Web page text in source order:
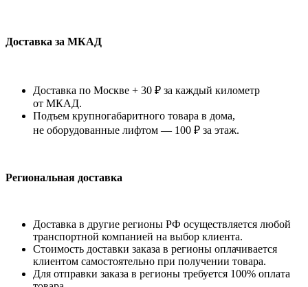
Доставка за МКАД
Доставка по Москве + 30 ₽ за каждый километр
от МКАД.
Подъем крупногабаритного товара в дома,
не оборудованные лифтом — 100 ₽ за этаж.
Региональная доставка
Доставка в другие регионы РФ осуществляется любой
транспортной компанией на выбор клиента.
Стоимость доставки заказа в регионы оплачивается
клиентом самостоятельно при получении товара.
Для отправки заказа в регионы требуется 100% оплата